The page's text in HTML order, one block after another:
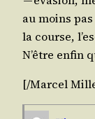
au moins
la course,
N’être enfin
[/​Marcel